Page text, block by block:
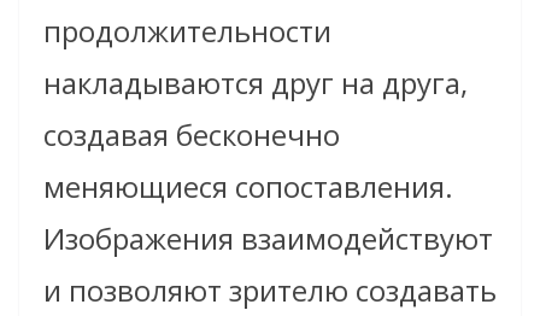
продолжительности
накладываются друг на друга,
создавая бесконечно
меняющиеся сопоставления.
Изображения взаимодействуют
и позволяют зрителю создавать